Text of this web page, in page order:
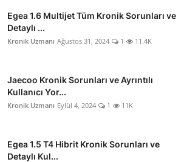
Egea 1.6 Multijet Tüm Kronik Sorunları ve
Detaylı ...
Kronik Uzmanı Ağustos 31, 2024 1 11.4K
Jaecoo Kronik Sorunları ve Ayrıntılı
Kullanıcı Yor...
Kronik Uzmanı Eylül 4, 2024 1 11K
Egea 1.5 T4 Hibrit Kronik Sorunları ve
Detaylı Kul...